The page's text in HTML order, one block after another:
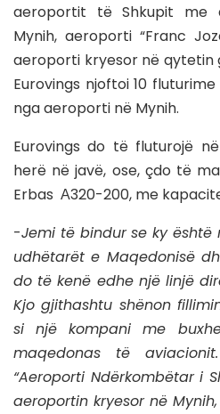
aeroportit të Shkupit me
Mynih, aeroporti “Franc
aeroporti kryesor në qytetin
Eurovings njoftoi 10
nga aeroporti në Mynih.
Eurovings do të fluturojë
herë në javë, ose, çdo të
Erbas А320-200, me
-Jemi të bindur se ky
udhëtarët e Maqedonisë
do të kenë edhe një linjë
Kjo gjithashtu shënon
si një kompani me
maqedonas të
“Aeroporti Ndërkombëtar i
aeroportin kryesor në